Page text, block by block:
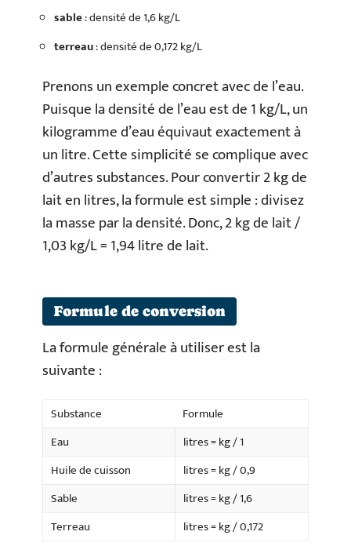
sable: densité de 1,6 kg/L
terreau: densité de 0,172 kg/L
Prenons un exemple concret avec de l’eau.
Puisque la densité de l’eau est de 1 kg/L, un
kilogramme d’eau équivaut exactement à
un litre. Cette simplicité se complique avec
d’autres substances. Pour convertir 2 kg de
lait en litres, la formule est simple : divisez
la masse par la densité. Donc, 2 kg de lait /
1,03 kg/L = 1,94 litre de lait.
Formule de conversion
La formule générale à utiliser est la
suivante :
Substance
Formule
Eau
litres = kg / 1
Huile de cuisson
litres = kg / 0,9
Sable
litres = kg / 1,6
Terreau
litres = kg / 0,172